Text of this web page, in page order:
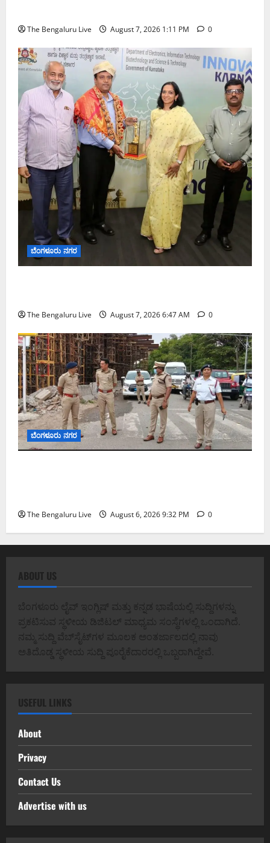
The Bengaluru Live August 7, 2026 1:11 PM 0
ಬೆಂಗಳೂರು ನಗರ
The Bengaluru Live August 7, 2026 6:47 AM 0
ಬೆಂಗಳೂರು ನಗರ
The Bengaluru Live August 6, 2026 9:32 PM 0
ABOUT US
ಬೆಂಗಳೂರು ಲೈವ್ ಇಂಗ್ಲಿಷ್ ಮತ್ತು ಕನ್ನಡ ಭಾಷೆಯಲ್ಲಿ ಸುದ್ದಿಗಳನ್ನು
ಪ್ರಕಟಿಸುವ ಸ್ಥಳೀಯ ಡಿಜಿಟಲ್ ಮಾಧ್ಯಮ ಸಂಸ್ಥೆಗಳಲ್ಲಿ ಒಂದಾಗಿದೆ.
ನಮ್ಮ ಸುದ್ದಿ ವೆಬ್‌ಸೈಟ್‌ಗಳ ಮೂಲಕ ಅಂತರ್ಜಾಲದಲ್ಲಿ ನಾವು
ಅತಿದೊಡ್ಡ ಸ್ಥಳೀಯ ಸುದ್ದಿ ಪೂರೈಕೆದಾರರಲ್ಲಿ ಒಬ್ಬರಾಗಿದ್ದೇವೆ.
USEFUL LINKS
About
Privacy
Contact Us
Advertise with us